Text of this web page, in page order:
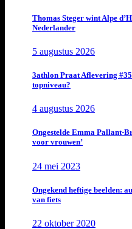
Thomas Steger wint Alpe
Nederlander
5 augustus 2026
3athlon Praat Aflevering
topniveau?
4 augustus 2026
Ongestelde Emma Pallant-
voor vrouwen’
24 mei 2023
Ongekend heftige beelden:
van fiets
22 oktober 2020